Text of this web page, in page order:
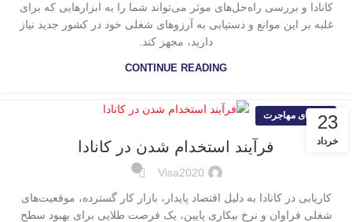
کانادا و بررسی راه‌حل‌های موثر می‌تواند شما را به ابزارهایی که برای
غلبه بر این موانع و دستیابی به آرزوهای شغلی خود در کشور جدید نیاز
دارید، مجهز کند.
CONTINUE READING
23
خرداد
راهنمای مهاجرت
فرآیند استخدام شدن در کانادا
Visa2020 ۰
کاریابی در کانادا به دلیل اقتصاد پایدار، بازار کار گسترده، موقعیت‌های
شغلی فراوان و نرخ بیکاری پایین، یک فرصت طلایی برای بهبود سطح